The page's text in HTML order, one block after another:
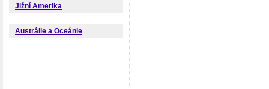
Jižní Amerika
Austrálie a Oceánie